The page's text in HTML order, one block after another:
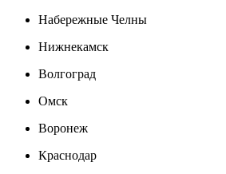
Набережные Челны
Нижнекамск
Волгоград
Омск
Воронеж
Краснодар